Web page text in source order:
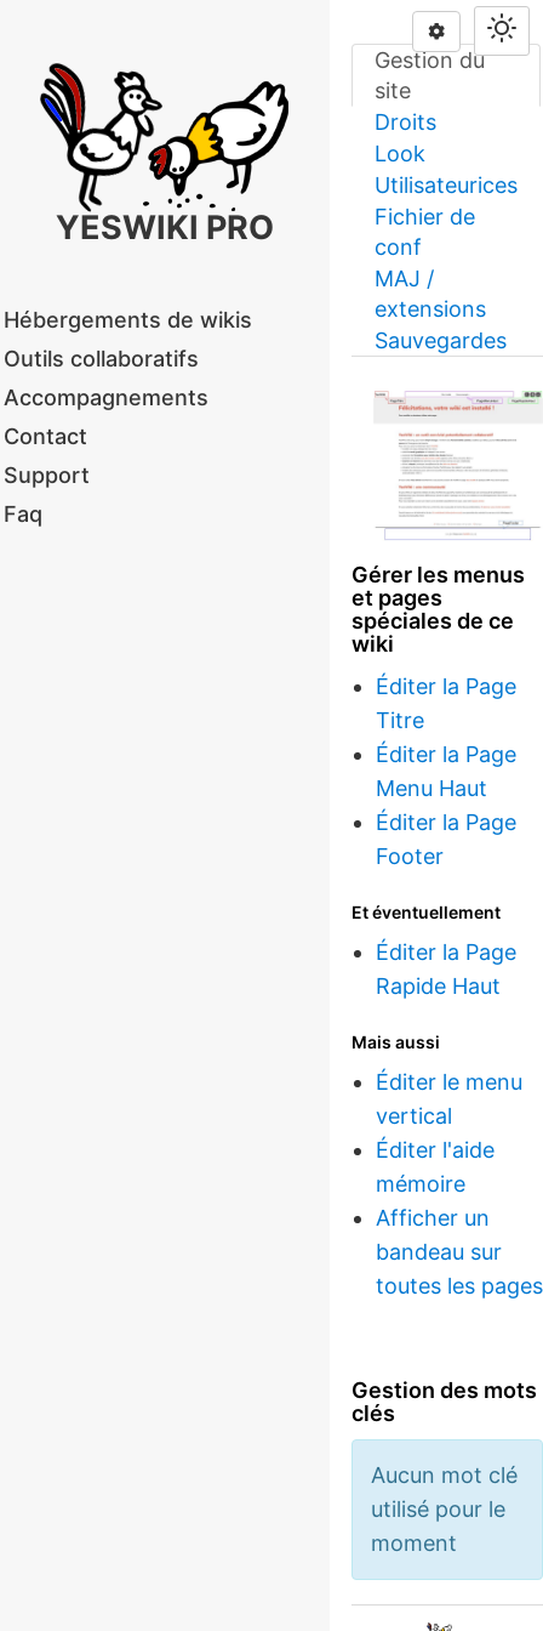
YESWIKI PRO
Hébergements de wikis
Outils collaboratifs
Accompagnements
Contact
Support
Faq
Gestion du
site
Droits
Look
Utilisateurices
Fichier de
conf
MAJ /
extensions
Sauvegardes
Gérer les menus
et pages
spéciales de ce
wiki
Éditer la Page
Titre
Éditer la Page
Menu Haut
Éditer la Page
Footer
Et éventuellement
Éditer la Page
Rapide Haut
Mais aussi
Éditer le menu
vertical
Éditer l'aide
mémoire
Afficher un
bandeau sur
toutes les pages
Gestion des mots
clés
Aucun mot clé
utilisé pour le
moment